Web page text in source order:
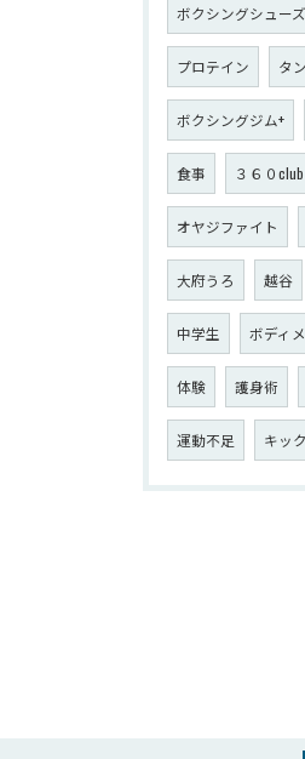
ボクシングシューズ
プロテイン タ
ボクシングジム+
食事 ３６０club
オヤジファイト
大府うろ 越谷
中学生 ボディ
体験 護身術
運動不足 キッ